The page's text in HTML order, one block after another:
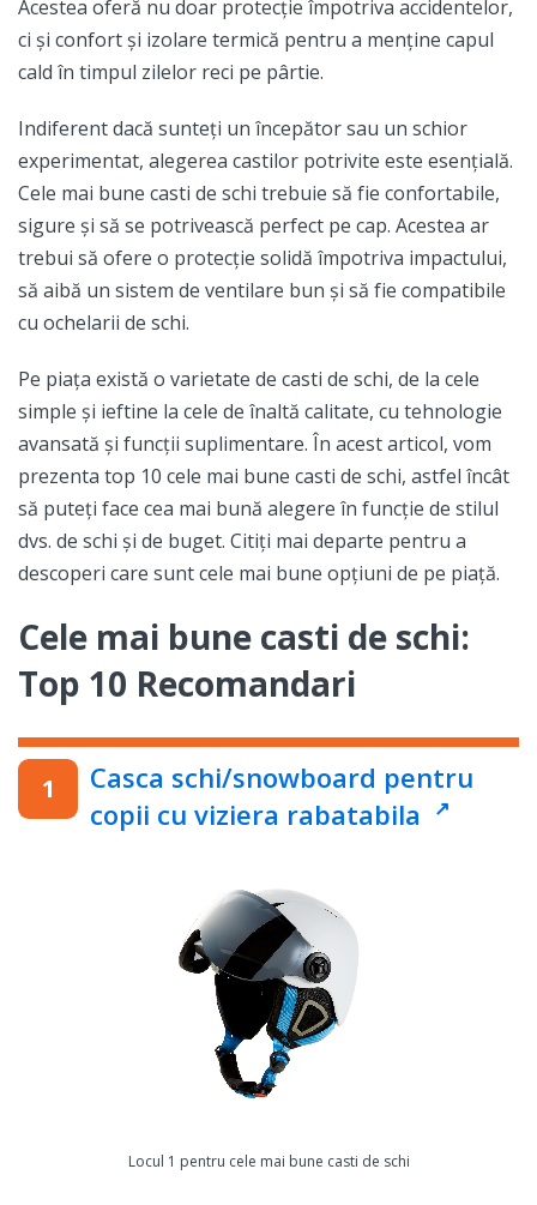
Acestea oferă nu doar protecție împotriva accidentelor,
ci și confort și izolare termică pentru a menține capul
cald în timpul zilelor reci pe pârtie.
Indiferent dacă sunteți un începător sau un schior
experimentat, alegerea castilor potrivite este esențială.
Cele mai bune casti de schi trebuie să fie confortabile,
sigure și să se potrivească perfect pe cap. Acestea ar
trebui să ofere o protecție solidă împotriva impactului,
să aibă un sistem de ventilare bun și să fie compatibile
cu ochelarii de schi.
Pe piața există o varietate de casti de schi, de la cele
simple și ieftine la cele de înaltă calitate, cu tehnologie
avansată și funcții suplimentare. În acest articol, vom
prezenta top 10 cele mai bune casti de schi, astfel încât
să puteți face cea mai bună alegere în funcție de stilul
dvs. de schi și de buget. Citiți mai departe pentru a
descoperi care sunt cele mai bune opțiuni de pe piață.
Cele mai bune casti de schi:
Top 10 Recomandari
Casca schi/snowboard pentru
copii cu viziera rabatabila
Locul 1 pentru cele mai bune casti de schi